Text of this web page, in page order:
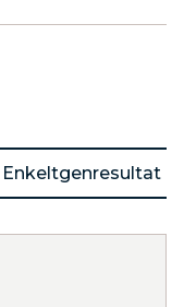
Enkeltgenresultat